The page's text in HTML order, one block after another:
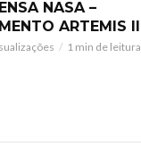
NASA –
ARTEMIS II
1 min de leitura